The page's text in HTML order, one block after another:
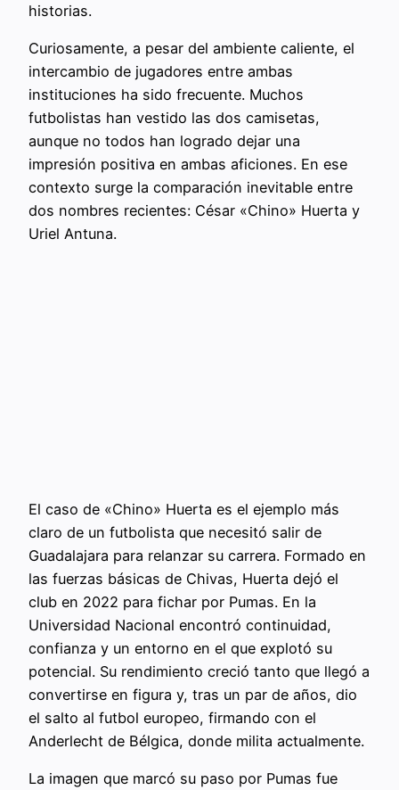
historias.
Curiosamente, a pesar del ambiente caliente, el
intercambio de jugadores entre ambas
instituciones ha sido frecuente. Muchos
futbolistas han vestido las dos camisetas,
aunque no todos han logrado dejar una
impresión positiva en ambas aficiones. En ese
contexto surge la comparación inevitable entre
dos nombres recientes: César «Chino» Huerta y
Uriel Antuna.
El caso de «Chino» Huerta es el ejemplo más
claro de un futbolista que necesitó salir de
Guadalajara para relanzar su carrera. Formado en
las fuerzas básicas de Chivas, Huerta dejó el
club en 2022 para fichar por Pumas. En la
Universidad Nacional encontró continuidad,
confianza y un entorno en el que explotó su
potencial. Su rendimiento creció tanto que llegó a
convertirse en figura y, tras un par de años, dio
el salto al futbol europeo, firmando con el
Anderlecht de Bélgica, donde milita actualmente.
La imagen que marcó su paso por Pumas fue